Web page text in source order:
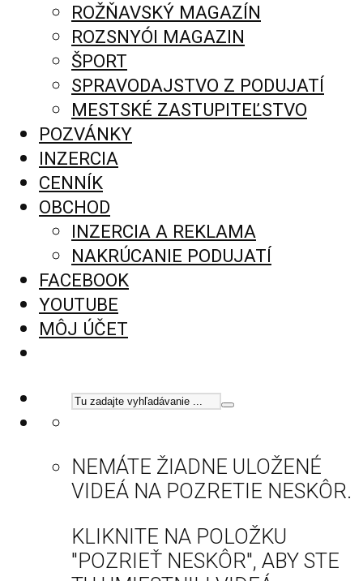
ROŽŇAVSKÝ MAGAZÍN
ROZSNYÓI MAGAZIN
ŠPORT
SPRAVODAJSTVO Z PODUJATÍ
MESTSKÉ ZASTUPITEĽSTVO
POZVÁNKY
INZERCIA
CENNÍK
OBCHOD
INZERCIA A REKLAMA
NAKRÚCANIE PODUJATÍ
FACEBOOK
YOUTUBE
MÔJ ÚČET
NEMÁTE ŽIADNE ULOŽENÉ
VIDEÁ NA POZRETIE NESKÔR.
KLIKNITE NA POLOŽKU
"POZRIEŤ NESKÔR", ABY STE